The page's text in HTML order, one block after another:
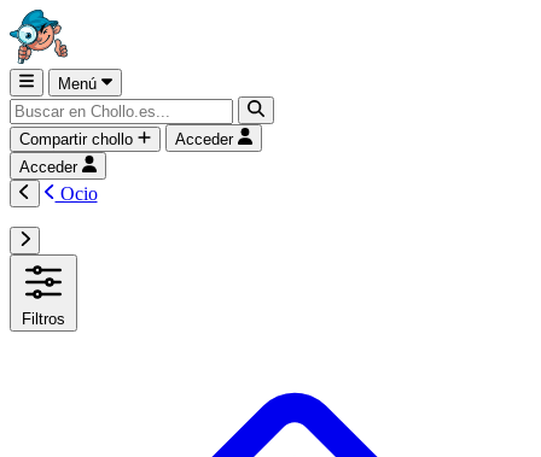
Menú
Compartir chollo
Acceder
Acceder
Ocio
Filtros